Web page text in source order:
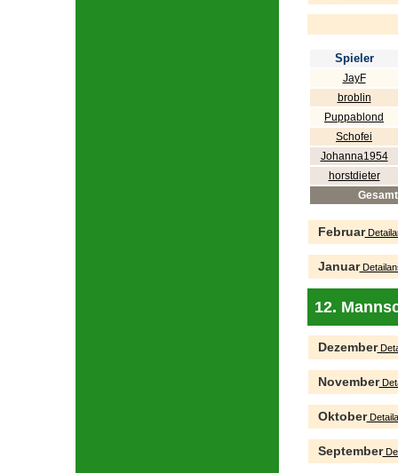
Spieler
JayF
broblin
Puppablond
Schofei
Johanna1954
horstdieter
Gesamt
Februar
Januar
12.
Dezember
November
Oktober
September